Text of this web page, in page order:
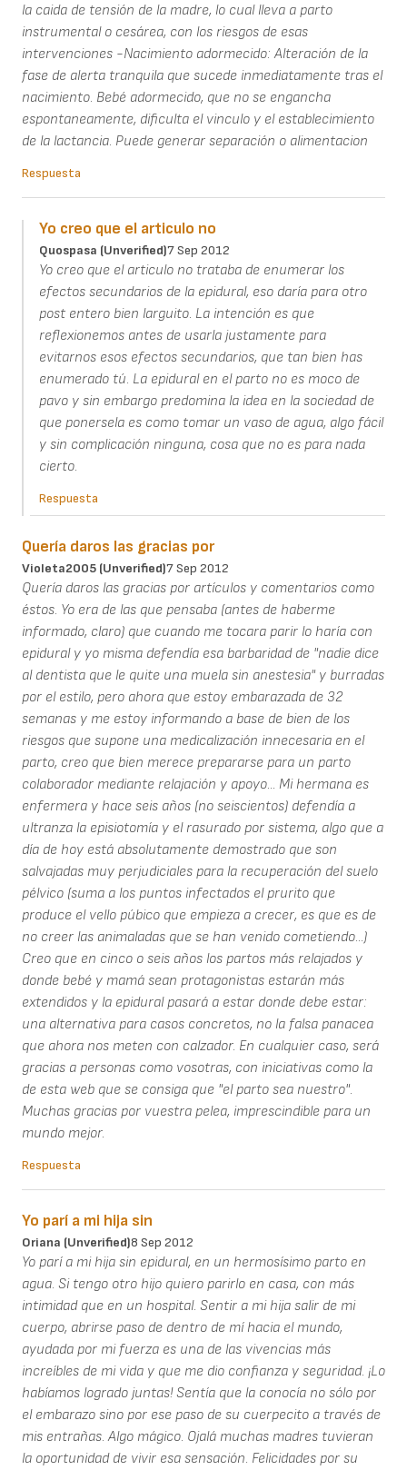
la caida de tensión de la madre, lo cual lleva a parto
instrumental o cesárea, con los riesgos de esas
intervenciones -Nacimiento adormecido: Alteración de la
fase de alerta tranquila que sucede inmediatamente tras el
nacimiento. Bebé adormecido, que no se engancha
espontaneamente, dificulta el vinculo y el establecimiento
de la lactancia. Puede generar separación o alimentacion
Respuesta
Yo creo que el articulo no
Quospasa (unverified)7 Sep 2012
Yo creo que el articulo no trataba de enumerar los
efectos secundarios de la epidural, eso daría para otro
post entero bien larguito. La intención es que
reflexionemos antes de usarla justamente para
evitarnos esos efectos secundarios, que tan bien has
enumerado tú. La epidural en el parto no es moco de
pavo y sin embargo predomina la idea en la sociedad de
que ponersela es como tomar un vaso de agua, algo fácil
y sin complicación ninguna, cosa que no es para nada
cierto.
Respuesta
Quería daros las gracias por
Violeta2005 (unverified)7 Sep 2012
Quería daros las gracias por artículos y comentarios como
éstos. Yo era de las que pensaba (antes de haberme
informado, claro) que cuando me tocara parir lo haría con
epidural y yo misma defendía esa barbaridad de "nadie dice
al dentista que le quite una muela sin anestesia" y burradas
por el estilo, pero ahora que estoy embarazada de 32
semanas y me estoy informando a base de bien de los
riesgos que supone una medicalización innecesaria en el
parto, creo que bien merece prepararse para un parto
colaborador mediante relajación y apoyo... Mi hermana es
enfermera y hace seis años (no seiscientos) defendía a
ultranza la episiotomía y el rasurado por sistema, algo que a
día de hoy está absolutamente demostrado que son
salvajadas muy perjudiciales para la recuperación del suelo
pélvico (suma a los puntos infectados el prurito que
produce el vello púbico que empieza a crecer, es que es de
no creer las animaladas que se han venido cometiendo...)
Creo que en cinco o seis años los partos más relajados y
donde bebé y mamá sean protagonistas estarán más
extendidos y la epidural pasará a estar donde debe estar:
una alternativa para casos concretos, no la falsa panacea
que ahora nos meten con calzador. En cualquier caso, será
gracias a personas como vosotras, con iniciativas como la
de esta web que se consiga que "el parto sea nuestro".
Muchas gracias por vuestra pelea, imprescindible para un
mundo mejor.
Respuesta
Yo parí a mi hija sin
Oriana (unverified)8 Sep 2012
Yo parí a mi hija sin epidural, en un hermosísimo parto en
agua. Si tengo otro hijo quiero parirlo en casa, con más
intimidad que en un hospital. Sentir a mi hija salir de mi
cuerpo, abrirse paso de dentro de mí hacia el mundo,
ayudada por mi fuerza es una de las vivencias más
increíbles de mi vida y que me dio confianza y seguridad. ¡Lo
habíamos logrado juntas! Sentía que la conocía no sólo por
el embarazo sino por ese paso de su cuerpecito a través de
mis entrañas. Algo mágico. Ojalá muchas madres tuvieran
la oportunidad de vivir esa sensación. Felicidades por su